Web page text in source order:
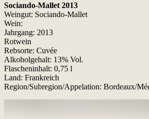
Sociando-Mallet 2013
Weingut: Sociando-Mallet
Wein:
Jahrgang: 2013
Rotwein
Rebsorte: Cuvée
Alkoholgehalt: 13% Vol.
Flascheninhalt: 0,75 l
Land: Frankreich
Region/Subregion/Appelation: Bordeaux/